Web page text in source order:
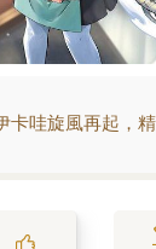
卡哇旋風再起，